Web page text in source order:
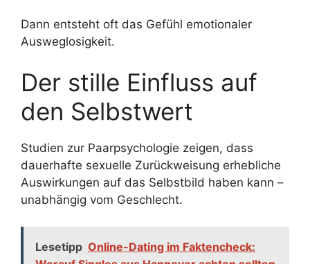
Dann entsteht oft das Gefühl emotionaler
Ausweglosigkeit.
Der stille Einfluss auf
den Selbstwert
Studien zur Paarpsychologie zeigen, dass
dauerhafte sexuelle Zurückweisung erhebliche
Auswirkungen auf das Selbstbild haben kann –
unabhängig vom Geschlecht.
Lesetipp Online-Dating im Faktencheck: